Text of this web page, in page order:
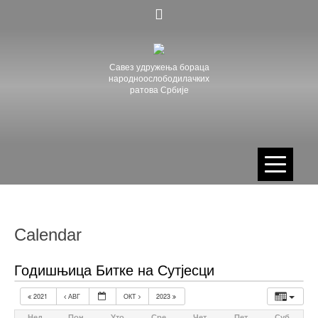
Савез удружења бораца
народноослободилачких
ратова Србије
Calendar
Годишњица Битке на Сутјесци
2021 АВГ ОКТ 2023